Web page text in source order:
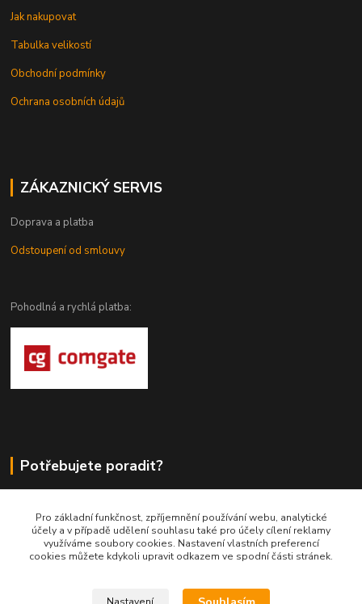
Jak nakupovat
Tabulka velikostí
Obchodní podmínky
Ochrana osobních údajů
ZÁKAZNICKÝ SERVIS
Doprava a platba
Odstoupení od smlouvy
Pohodlná a rychlá platba:
Potřebujete poradit?
+420 731 722 844
Pro základní funkčnost, zpříjemnění používání webu, analytické
účely a v případě udělení souhlasu také pro účely cílení reklamy
využíváme soubory cookies. Nastavení vlastních preferencí
cookies můžete kdykoli upravit odkazem ve spodní části stránek.